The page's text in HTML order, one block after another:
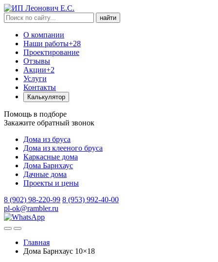
найти
О компании
Наши работы+28
Проектирование
Отзывы
Акции+2
Услуги
Контакты
Калькулятор
Помощь в подборе
Закажите обратный звонок
Дома из бруса
Дома из клееного бруса
Каркасные дома
Дома Барнхаус
Дачные дома
Проекты и цены
8 (902) 98-220-99 8 (953) 992-40-00
pl-ok@rambler.ru
Главная
Дома Барнхаус 10×18